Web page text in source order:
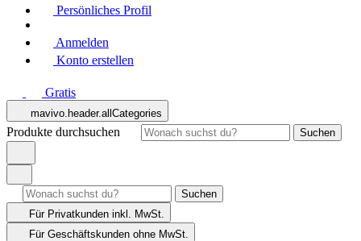
Persönliches Profil
Anmelden
Konto erstellen
Gratis
mavivo.header.allCategories
Produkte durchsuchen Suchen
Suchen
Für Privatkunden inkl. MwSt.
Für Geschäftskunden ohne MwSt.